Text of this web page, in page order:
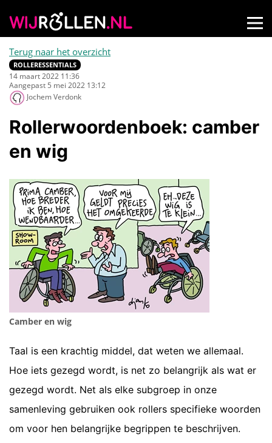
Terug naar het overzicht
ROLLERESSENTIALS
14 maart 2022 11:36
Aangepast 5 mei 2022 13:12
Jochem Verdonk
Rollerwoordenboek: camber
en wig
Camber en wig
Taal is een krachtig middel, dat weten we allemaal.
Hoe iets gezegd wordt, is net zo belangrijk als wat er
gezegd wordt. Net als elke subgroep in onze
samenleving gebruiken ook rollers specifieke woorden
om voor hen belangrijke begrippen te beschrijven.